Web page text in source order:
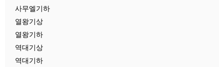
사무엘기하
열왕기상
열왕기하
역대기상
역대기하